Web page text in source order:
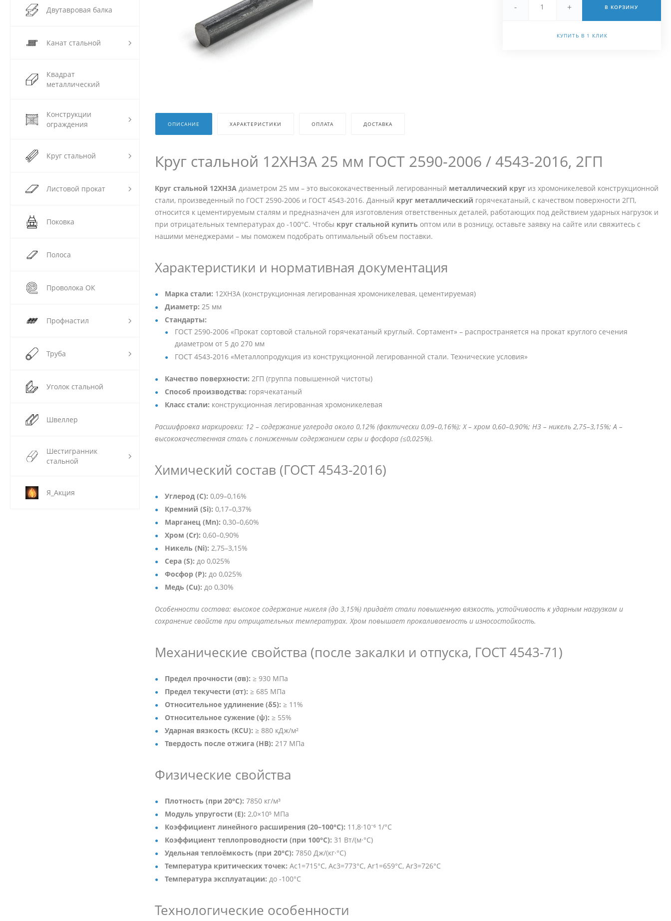
25091985a@inbox.ru
г. Новосибирск, ул.
Двутавровая балка
Канат стальной
Квадрат
металлический
Конструкции
ограждения
Круг стальной
Листовой прокат
Поковка
Полоса
Проволока ОК
Профнастил
Труба
Уголок стальной
Швеллер
Шестигранник
стальной
Я_Акция
- + В КОРЗИНУ
КУПИТЬ В 1 КЛИК
ОПИСАНИЕ ХАРАКТЕРИСТИКИ ОПЛАТА ДОСТАВКА
Круг стальной 12ХН3А 25 мм ГОСТ 2590-2006 / 4543-2016, 2ГП
Круг стальной 12ХН3А диаметром 25 мм – это высококачественный легированный металлический круг из хромоникелевой конструкционной
стали, произведенный по ГОСТ 2590-2006 и ГОСТ 4543-2016. Данный круг металлический горячекатаный, с качеством поверхности 2ГП,
относится к цементируемым сталям и предназначен для изготовления ответственных деталей, работающих под действием ударных нагрузок и
при отрицательных температурах до -100°C. Чтобы круг стальной купить оптом или в розницу, оставьте заявку на сайте или свяжитесь с
нашими менеджерами – мы поможем подобрать оптимальный объем поставки.
Характеристики и нормативная документация
Марка стали: 12ХН3А (конструкционная легированная хромоникелевая, цементируемая)
Диаметр: 25 мм
Стандарты:
ГОСТ 2590-2006 «Прокат сортовой стальной горячекатаный круглый. Сортамент» – распространяется на прокат круглого сечения
диаметром от 5 до 270 мм
ГОСТ 4543-2016 «Металлопродукция из конструкционной легированной стали. Технические условия»
Качество поверхности: 2ГП (группа повышенной чистоты)
Способ производства: горячекатаный
Класс стали: конструкционная легированная хромоникелевая
Расшифровка маркировки: 12 – содержание углерода около 0,12% (фактически 0,09–0,16%); Х – хром 0,60–0,90%; Н3 – никель 2,75–3,15%; А –
высококачественная сталь с пониженным содержанием серы и фосфора (≤0,025%).
Химический состав (ГОСТ 4543-2016)
Углерод (C): 0,09–0,16%
Кремний (Si): 0,17–0,37%
Марганец (Mn): 0,30–0,60%
Хром (Cr): 0,60–0,90%
Никель (Ni): 2,75–3,15%
Сера (S): до 0,025%
Фосфор (P): до 0,025%
Медь (Cu): до 0,30%
Особенности состава: высокое содержание никеля (до 3,15%) придаёт стали повышенную вязкость, устойчивость к ударным нагрузкам и
сохранение свойств при отрицательных температурах. Хром повышает прокаливаемость и износостойкость.
Механические свойства (после закалки и отпуска, ГОСТ 4543-71)
Предел прочности (σв): ≥ 930 МПа
Предел текучести (σт): ≥ 685 МПа
Относительное удлинение (δ5): ≥ 11%
Относительное сужение (ψ): ≥ 55%
Ударная вязкость (KCU): ≥ 880 кДж/м²
Твердость после отжига (HB): 217 МПа
Физические свойства
Плотность (при 20°C): 7850 кг/м³
Модуль упругости (E): 2,0×10⁵ МПа
Коэффициент линейного расширения (20–100°C): 11,8·10⁻⁶ 1/°C
Коэффициент теплопроводности (при 100°C): 31 Вт/(м·°C)
Удельная теплоёмкость (при 20°C): 7850 Дж/(кг·°C)
Температура критических точек: Ac1=715°C, Ac3=773°C, Ar1=659°C, Ar3=726°C
Температура эксплуатации: до -100°C
Технологические особенности